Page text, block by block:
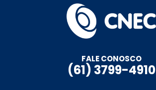
FALE CONOSCO
(61) 3799-4910